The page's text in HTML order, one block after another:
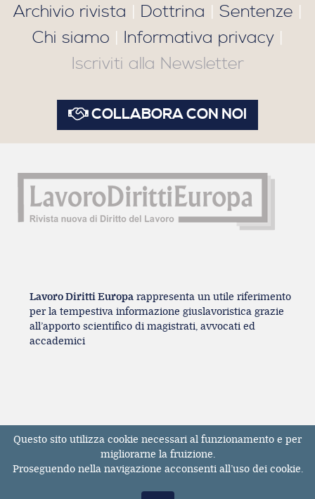
Archivio rivista | Dottrina | Sentenze |
Chi siamo | Informativa privacy|
Iscriviti alla Newsletter
COLLABORA CON NOI
Lavoro Diritti Europa rappresenta un utile riferimento
per la tempestiva informazione giuslavoristica grazie
all’apporto scientifico di magistrati, avvocati ed
accademici
Registrazione Tribunale di Milano n° 131131
dell'11/04/2017
© Tutti i diritti riservati. E' vietata la riproduzione,
Questo sito utilizza cookie necessari al funzionamento e per
migliorarne la fruizione.
Proseguendo nella navigazione acconsenti all’uso dei cookie.